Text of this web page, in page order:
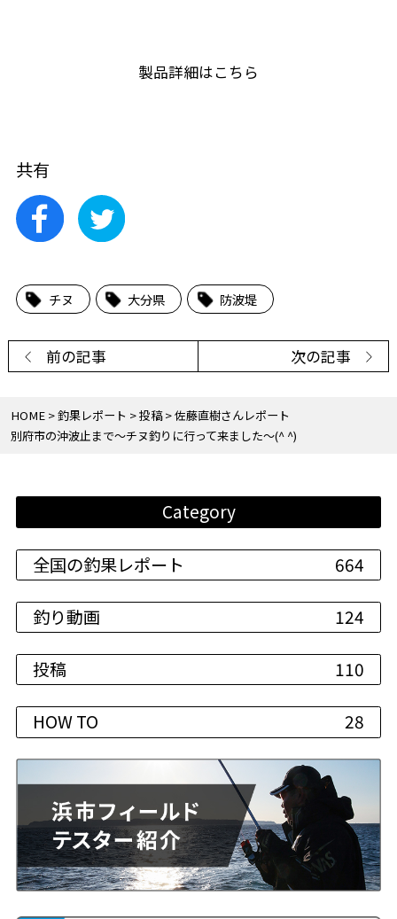
Category
全国の釣果レポート 664
釣り動画 124
投稿 110
HOW TO 28
HOME 釣果レポート 投稿
佐藤直樹さんレポート
別府市の沖波止まで〜チヌ釣りに行って来ました〜(^ ^)
製品詳細はこちら
共有
チヌ 大分県 防波堤
前の記事 次の記事